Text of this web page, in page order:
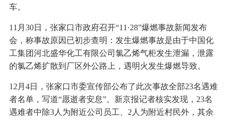
车。
11月30日，张家口市政府召开“11·28”爆燃事故新闻发布
会，称事故原因已初步查明：发生爆燃事故是由于中国化
工集团河北盛华化工有限公司氯乙烯气柜发生泄漏，泄露
的氯乙烯扩散到厂区外公路上，遇明火发生爆燃导致。
12月4日，张家口市委宣传部公布了此次事故全部23名遇难
者名单，写道“愿逝者安息”。新京报记者核实发现，23名
遇难者中除3人为附近公司员工、2人为附近村民外，其余